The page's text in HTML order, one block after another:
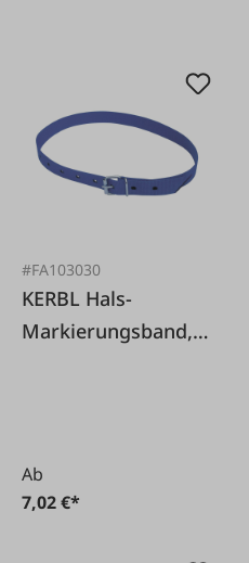
#FA103030
KERBL Hals-
Markierungsband,
Ab
7,02 €*